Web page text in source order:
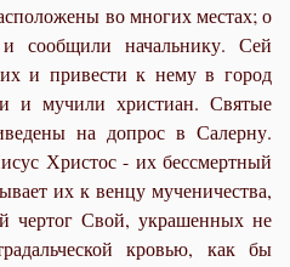
во многих местах; о
сообщили начальнику. Сей
их и привести к нему в город
и мучили христиан. Святые
на допрос в Салерну.
Христос - их бессмертный
их к венцу мученичества,
чертог Свой, украшенных не
кровью, как бы